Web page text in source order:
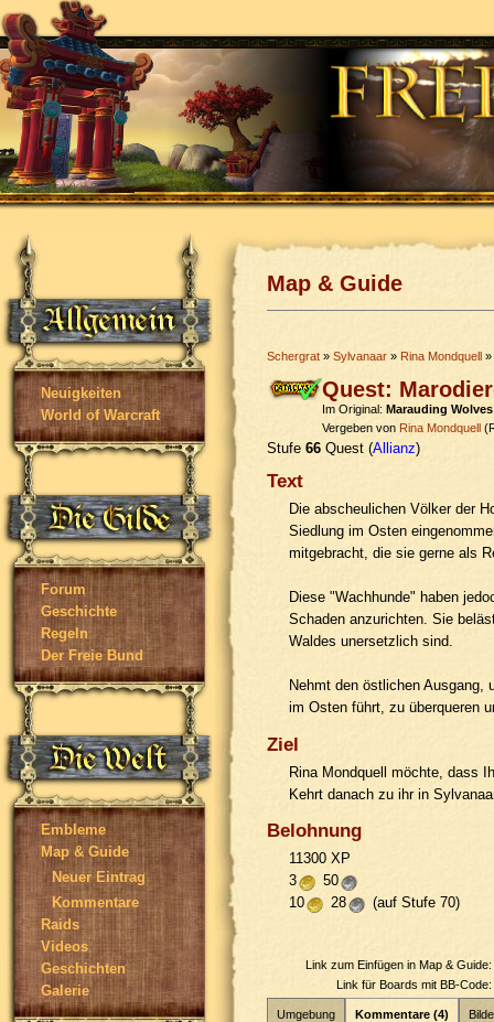
Neuigkeiten
World of Warcraft
Forum
Geschichte
Regeln
Der Freie Bund
Embleme
Map & Guide
Neuer Eintrag
Kommentare
Raids
Videos
Geschichten
Galerie
Map & Guide
Schergrat » Sylvanaar » Rina Mondquell »
Quest:
Im Original: Marauding Wolves
Vergeben von Rina Mondquell
Stufe 66 Quest (Allianz)
Text
Die abscheulichen Völker der
Siedlung im Osten
mitgebracht, die sie gerne als
Diese "Wachhunde" haben
Schaden anzurichten. Sie
Waldes unersetzlich sind.
Nehmt den östlichen Ausgang,
im Osten führt, zu überqueren
Ziel
Rina Mondquell möchte, dass
Kehrt danach zu ihr in
Belohnung
11300 XP
3
50
10
28 (auf Stufe 70)
Link zum Einfügen in Map & Guide:
Link für Boards mit BB-Code:
Umgebung Kommentare (4)